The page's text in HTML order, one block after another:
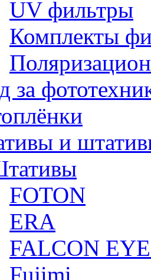
UV фильтры
Комплекты
за
и
FOTON
ERA
FALCON
Fujimi